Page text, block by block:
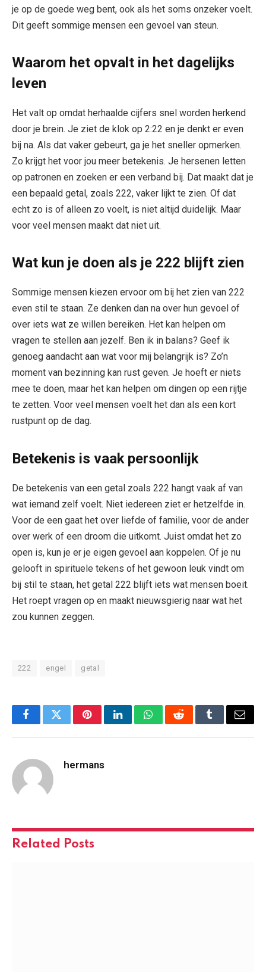
je op de goede weg bent, ook als het soms onzeker voelt.
Dit geeft sommige mensen een gevoel van steun.
Waarom het opvalt in het dagelijks
leven
Het valt op omdat herhaalde cijfers snel worden herkend
door je brein. Je ziet de klok op 2:22 en je denkt er even
bij na. Als dat vaker gebeurt, ga je het sneller opmerken.
Zo krijgt het voor jou meer betekenis. Je hersenen letten
op patronen en zoeken er een verband bij. Dat maakt dat je
een bepaald getal, zoals 222, vaker lijkt te zien. Of dat
echt zo is of alleen zo voelt, is niet altijd duidelijk. Maar
voor veel mensen maakt dat niet uit.
Wat kun je doen als je 222 blijft zien
Sommige mensen kiezen ervoor om bij het zien van 222
even stil te staan. Ze denken dan na over hun gevoel of
over iets wat ze willen bereiken. Het kan helpen om
vragen te stellen aan jezelf. Ben ik in balans? Geef ik
genoeg aandacht aan wat voor mij belangrijk is? Zo’n
moment van bezinning kan rust geven. Je hoeft er niets
mee te doen, maar het kan helpen om dingen op een rijtje
te zetten. Voor veel mensen voelt het dan als een kort
rustpunt op de dag.
Betekenis is vaak persoonlijk
De betekenis van een getal zoals 222 hangt vaak af van
wat iemand zelf voelt. Niet iedereen ziet er hetzelfde in.
Voor de een gaat het over liefde of familie, voor de ander
over werk of een droom die uitkomt. Juist omdat het zo
open is, kun je er je eigen gevoel aan koppelen. Of je nu
gelooft in spirituele tekens of het gewoon leuk vindt om
bij stil te staan, het getal 222 blijft iets wat mensen boeit.
Het roept vragen op en maakt nieuwsgierig naar wat het
zou kunnen zeggen.
222 engel getal
FacebookTwitterPinterestLinkedInWhatsAppRedditTumblrEmail
hermans
Related Posts